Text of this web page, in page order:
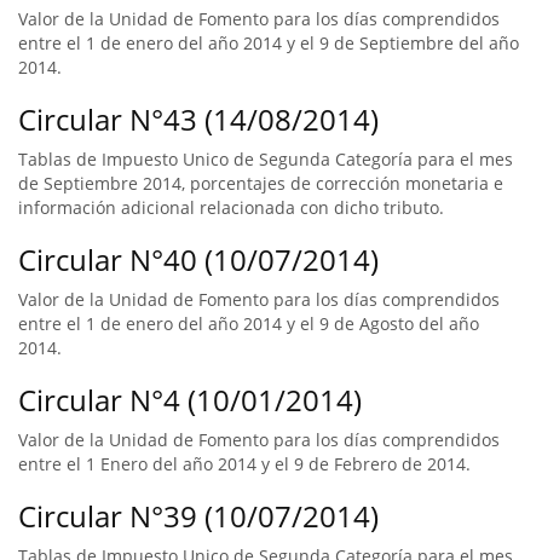
Valor de la Unidad de Fomento para los días comprendidos
entre el 1 de enero del año 2014 y el 9 de Septiembre del año
2014.
Circular N°43 (14/08/2014)
Tablas de Impuesto Unico de Segunda Categoría para el mes
de Septiembre 2014, porcentajes de corrección monetaria e
información adicional relacionada con dicho tributo.
Circular N°40 (10/07/2014)
Valor de la Unidad de Fomento para los días comprendidos
entre el 1 de enero del año 2014 y el 9 de Agosto del año
2014.
Circular N°4 (10/01/2014)
Valor de la Unidad de Fomento para los días comprendidos
entre el 1 Enero del año 2014 y el 9 de Febrero de 2014.
Circular N°39 (10/07/2014)